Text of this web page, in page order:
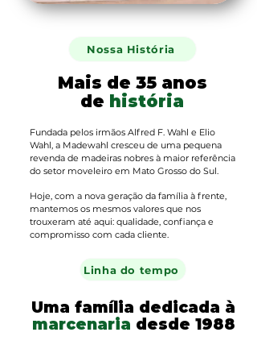
Nossa História
Mais de 35 anos
de história
Fundada pelos irmãos Alfred F. Wahl e Elio
Wahl, a Madewahl cresceu de uma pequena
revenda de madeiras nobres à maior referência
do setor moveleiro em Mato Grosso do Sul.
Hoje, com a nova geração da família à frente,
mantemos os mesmos valores que nos
trouxeram até aqui: qualidade, confiança e
compromisso com cada cliente.
Linha do tempo
Uma família dedicada à
marcenaria desde 1988